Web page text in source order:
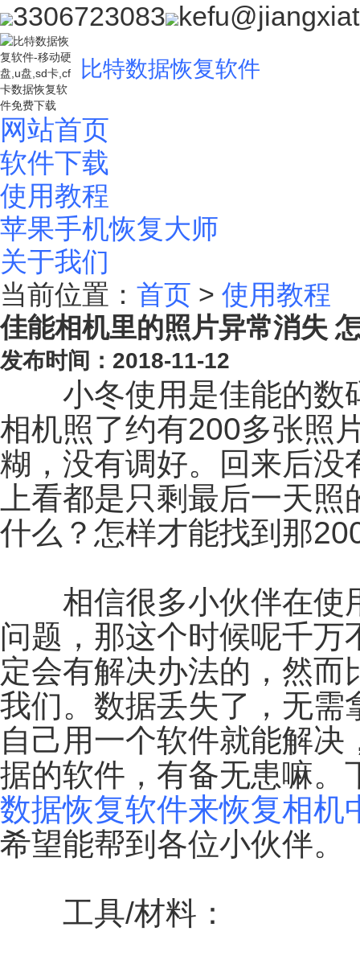
3306723083
比特数据恢复软件
网站首页
软件下载
使用教程
苹果手机恢复大师
关于我们
当前位置： 首页 > 使用教程
佳能相机里的照片异常消失
发布时间：2018-11-12
小冬使用是佳能的数
相机照了约有200多张照
糊，没有调好。回来后没
上看都是只剩最后一天
什么？怎样才能找到那
相信很多小伙伴在使
问题，那这个时候呢千
定会有解决办法的，然
我们。数据丢失了，无需
自己用一个软件就能解
据的软件，有备无患嘛。
数据恢复软件来恢复相机
希望能帮到各位小伙伴。
工具/材料：